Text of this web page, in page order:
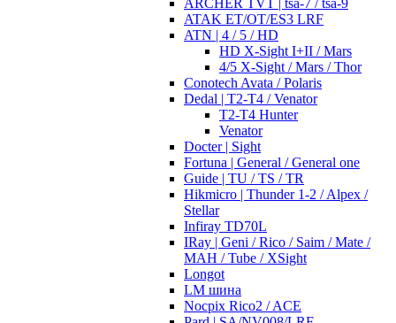
ARCHER TVT | tsa-7 / tsa-9
ATAK ET/OT/ES3 LRF
ATN | 4 / 5 / HD
HD X-Sight I+II / Mars
4/5 X-Sight / Mars / Thor
Conotech Avata / Polaris
Dedal | T2-T4 / Venator
T2-T4 Hunter
Venator
Docter | Sight
Fortuna | General / General one
Guide | TU / TS / TR
Hikmicro | Thunder 1-2 / Alpex /
Stellar
Infiray TD70L
IRay | Geni / Rico / Saim / Mate /
MAH / Tube / XSight
Longot
LM шина
Nocpix Rico2 / ACE